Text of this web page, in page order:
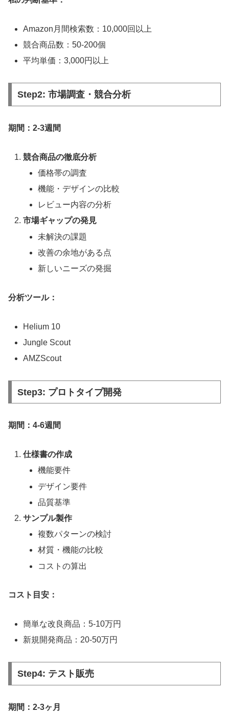
Amazon月間検索数：10,000回以上
競合商品数：50-200個
平均単価：3,000円以上
Step2: 市場調査・競合分析
期間：2-3週間
競合商品の徹底分析
価格帯の調査
機能・デザインの比較
レビュー内容の分析
市場ギャップの発見
未解決の課題
改善の余地がある点
新しいニーズの発掘
分析ツール：
Helium 10
Jungle Scout
AMZScout
Step3: プロトタイプ開発
期間：4-6週間
仕様書の作成
機能要件
デザイン要件
品質基準
サンプル製作
複数パターンの検討
材質・機能の比較
コストの算出
コスト目安：
簡単な改良商品：5-10万円
新規開発商品：20-50万円
Step4: テスト販売
期間：2-3ヶ月